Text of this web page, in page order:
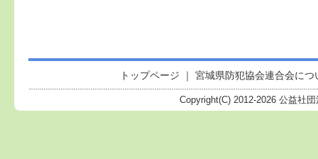
トップページ ｜ 宮城県防犯協会連合会につ
Copyright(C) 2012-2026 公益社